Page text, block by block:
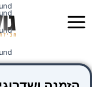
לתוכן
Menu